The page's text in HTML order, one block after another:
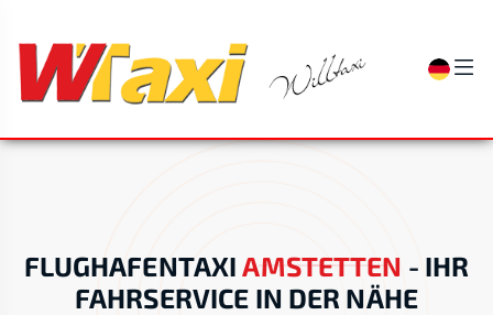
FLUGHAFENTAXI AMSTETTEN - IHR
FAHRSERVICE IN DER NÄHE